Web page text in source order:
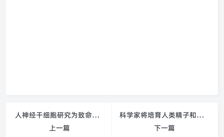
人神经干细胞研究为致命脑部疾病治疗带来新希望
上一篇
科学家将培育人类精子和卵细胞 或引发伦理问题
下一篇